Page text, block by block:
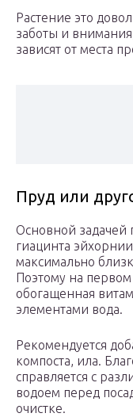
Растение это
заботы и
зависят от места
Пруд или
Основной
гиацинта
максимально
Поэтому на первом
обогащенная
элементами вода.
Рекомендуется
компоста, ила.
справляется с
водоем перед
очистке.